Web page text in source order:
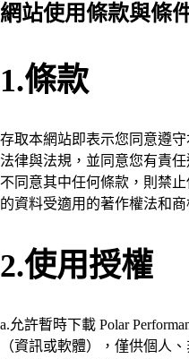
網站使用條款與條
1.條款
存取本網站即表示您同意遵
法律與法規，並同意您有責
不同意其中任何條款，則禁
的資料受適用的著作權法和商
2.使用授權
a.允許暫時下載 Polar
（資訊或軟體），僅供個人